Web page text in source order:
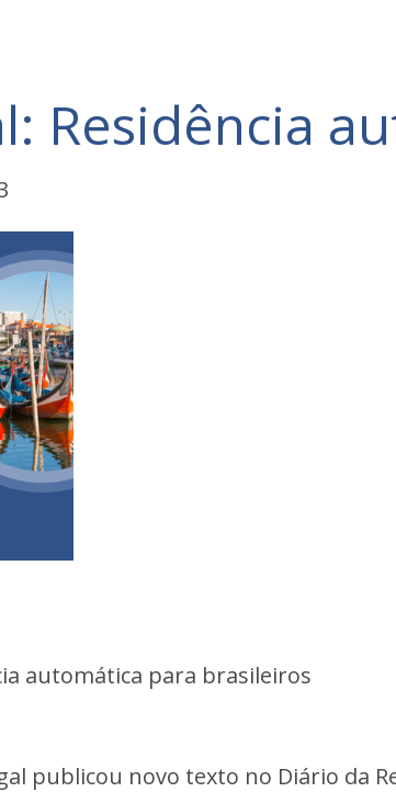
Residência
automática para brasileiros
publicou novo texto no Diário da